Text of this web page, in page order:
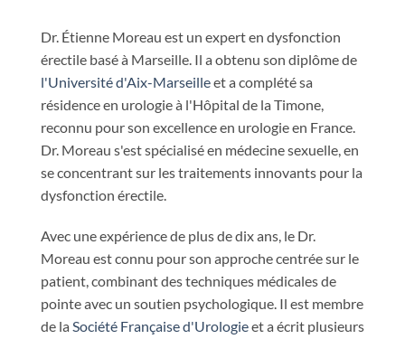
Dr. Étienne Moreau est un expert en dysfonction
érectile basé à Marseille. Il a obtenu son diplôme de
l'Université d'Aix-Marseilleet a complété sa
résidence en urologie à l'Hôpital de la Timone,
reconnu pour son excellence en urologie en France.
Dr. Moreau s'est spécialisé en médecine sexuelle, en
se concentrant sur les traitements innovants pour la
dysfonction érectile.
Avec une expérience de plus de dix ans, le Dr.
Moreau est connu pour son approche centrée sur le
patient, combinant des techniques médicales de
pointe avec un soutien psychologique. Il est membre
de la Société Française d'Urologieet a écrit plusieurs